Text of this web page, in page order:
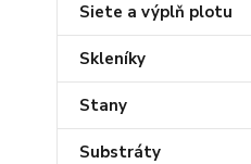
Siete a výplň plotu
Skleníky
Stany
Substráty